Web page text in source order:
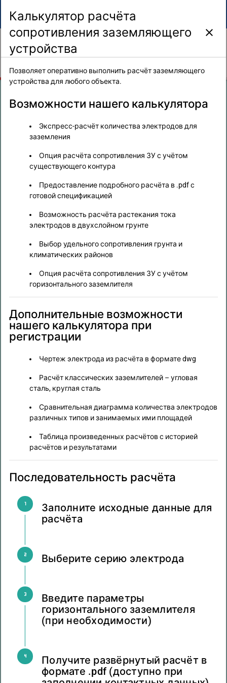
Калькулятор заземления
1. Исходные данные
Расчёт количества электродов | n (по ρ и R)
Российская Федерация
Учитывать в расчёте двухслойный грунт
существующего контура заземления
Не выбран
Серия электрода
Исполнение электрода
Длина электрода
Материал электрода
Диаметр электрода/Ширина уголка
Модель
3. Горизонтальный заземлитель
Тип горизонтального заземлителя
Не выбран
РАССЧИТАТЬ
Калькулятор расчёта
сопротивления заземляющего
устройства
Позволяет оперативно выполнить расчёт заземляющего
устройства для любого объекта.
Возможности нашего калькулятора
Экспресс-расчёт количества электродов для
заземления
Опция расчёта сопротивления ЗУ с учётом
существующего контура
Предоставление подробного расчёта в .pdf с
готовой спецификацией
Возможность расчёта растекания тока
электродов в двухслойном грунте
Выбор удельного сопротивления грунта и
климатических районов
Опция расчёта сопротивления ЗУ с учётом
горизонтального заземлителя
Дополнительные возможности
нашего калькулятора при
регистрации
Чертеж электрода из расчёта в формате dwg
Расчёт классических заземлителей – угловая
сталь, круглая сталь
Сравнительная диаграмма количества электродов
различных типов и занимаемых ими площадей
Таблица произведенных расчётов с историей
расчётов и результатами
Последовательность расчёта
Заполните исходные данные для
расчёта
Выберите серию электрода
Введите параметры
горизонтального заземлителя
(при необходимости)
Получите развёрнутый расчёт в
формате .pdf (доступно при